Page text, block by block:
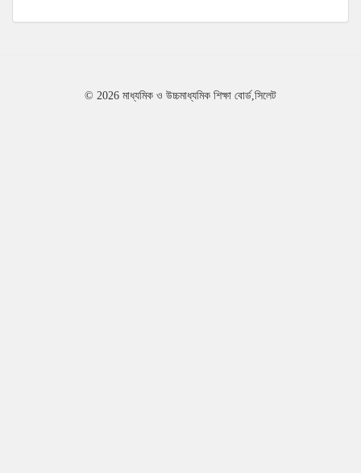
© 2026 মাধ্যমিক ও উচ্চমাধ্যমিক শিক্ষা বোর্ড,সিলেট